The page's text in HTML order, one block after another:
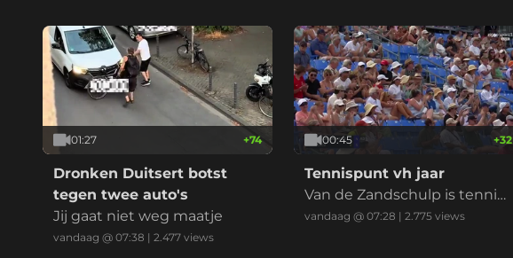
ervoersbewijs. Twee student
en zijn de klos
01:27 +74
Dronken Duitsert botst
tegen twee auto's
Jij gaat niet weg maatje
vandaag @ 07:38 | 2.477 views
00:45 +32
Tennispunt vh jaar
Van de Zandschulp is tennis
keepert
vandaag @ 07:28 | 2.775views